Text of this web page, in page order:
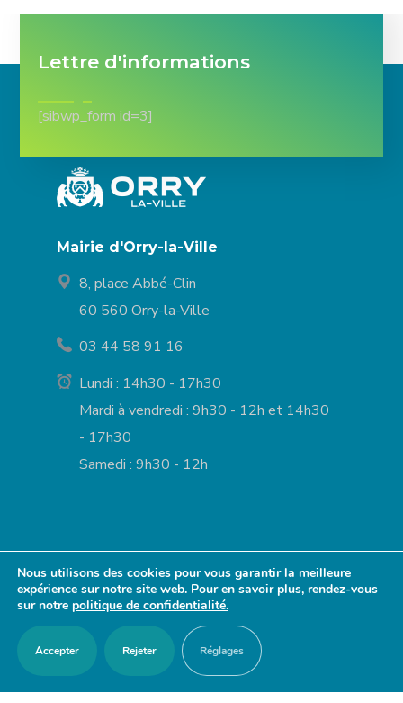
Lettre d'informations
[sibwp_form id=3]
Mairie d'Orry-la-Ville
8, place Abbé-Clin
60 560 Orry-la-Ville
03 44 58 91 16
Lundi : 14h30 - 17h30
Mardi à vendredi : 9h30 - 12h et 14h30
- 17h30
Samedi : 9h30 - 12h
ACCES RAPIDES
Nous utilisons des cookies pour vous garantir la meilleure
expérience sur notre site web. Pour en savoir plus, rendez-vous
sur notre politique de confidentialité.
Accepter Rejeter Réglages